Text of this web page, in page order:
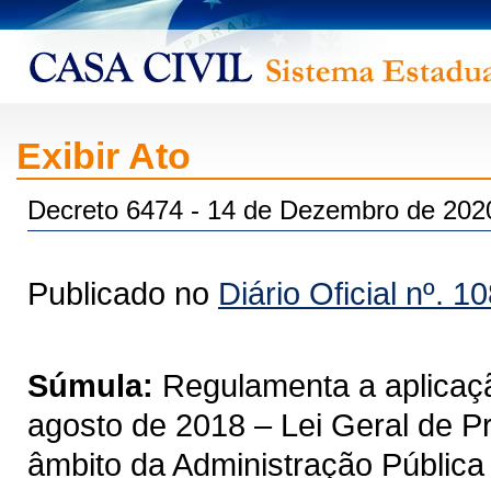
Exibir Ato
Decreto 6474 - 14 de Dezembro de
Publicado no Diário Oficial nº.
Súmula: Regulamenta a
agosto de 2018 – Lei Geral de
âmbito da Administração